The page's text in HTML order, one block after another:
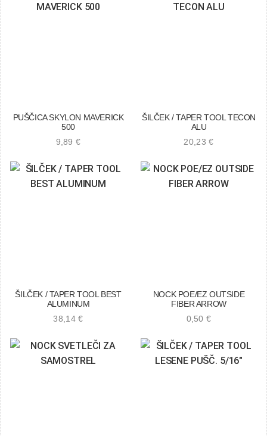
PUŠČICA SKYLON MAVERICK
500
9,89€
ŠILČEK / TAPER TOOL TECON
ALU
20,23€
ŠILČEK / TAPER TOOL BEST
ALUMINUM
38,14€
NOCK POE/EZ OUTSIDE
FIBER ARROW
0,50€